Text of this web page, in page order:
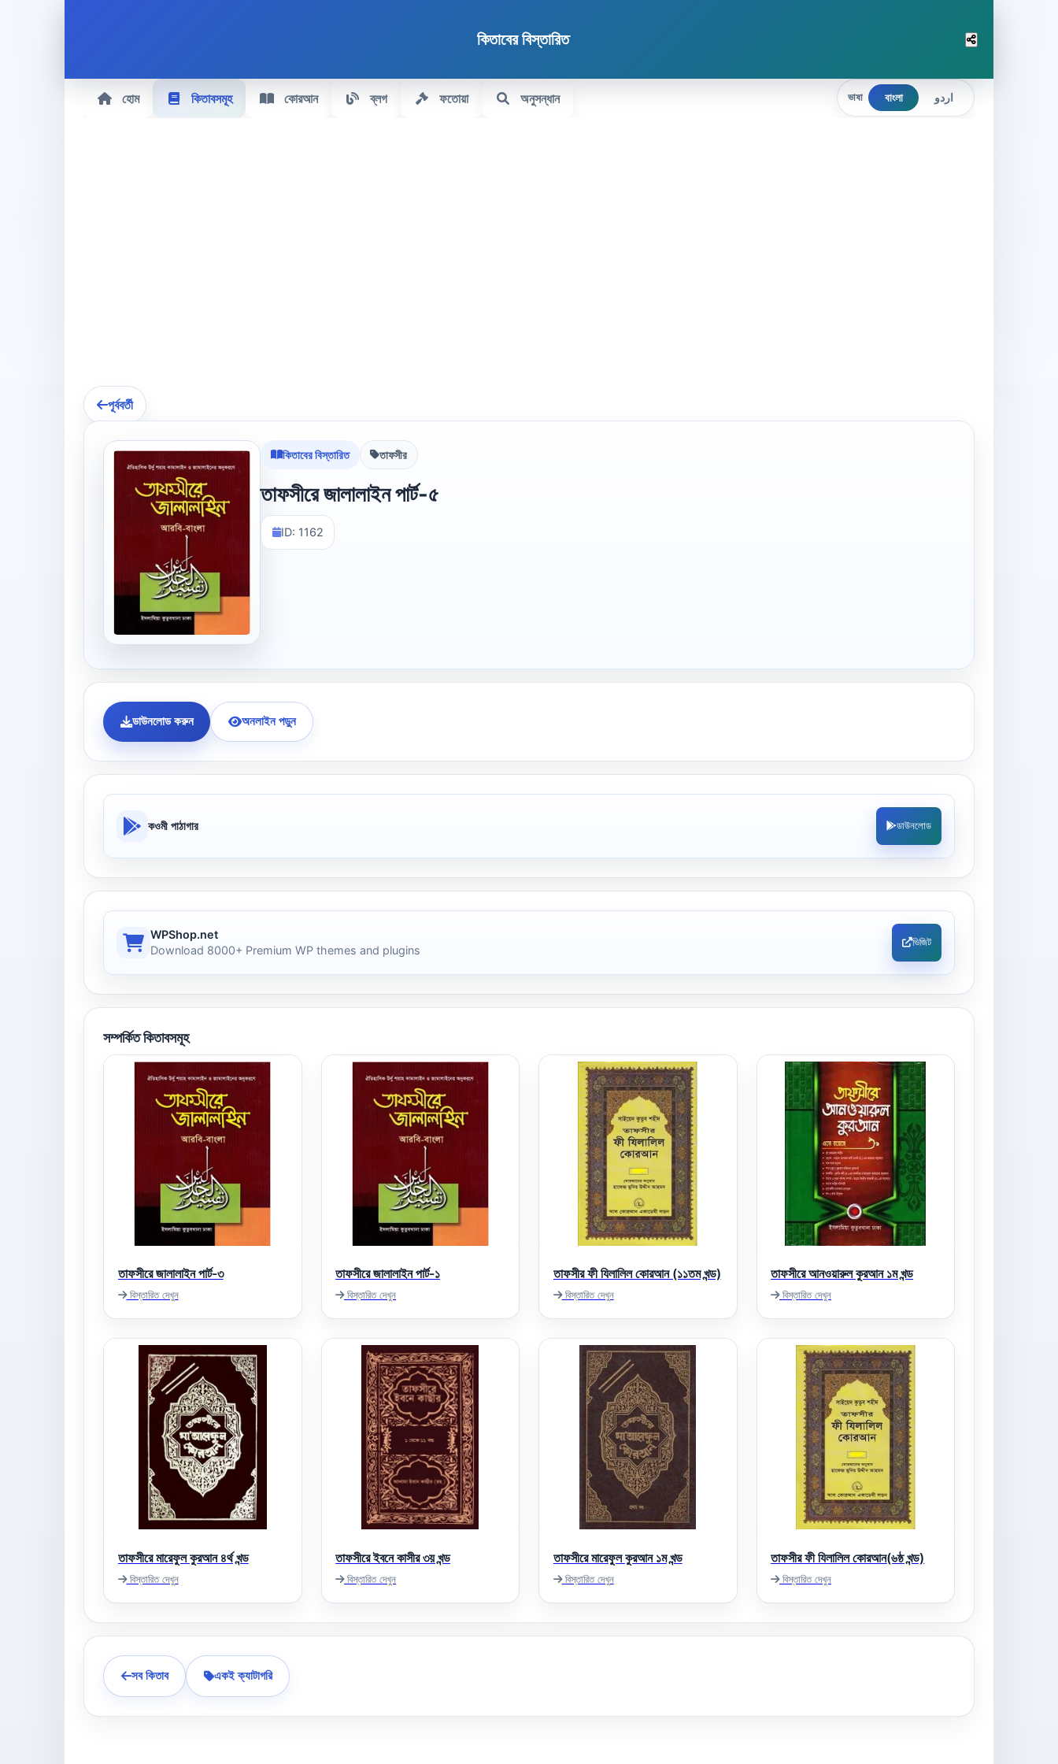
কিতাবের বিস্তারিত
হোম কিতাবসমূহ কোরআন ব্লগ ফতোয়া অনুসন্ধান ভাষা বাংলা اردو
পূর্ববর্তী
কিতাবের বিস্তারিত তাফসীর
তাফসীরে জালালাইন পার্ট-৫
ID: 1162
ডাউনলোড করুন অনলাইন পড়ুন
কওমী পাঠাগার ডাউনলোড
WPShop.net
Download 8000+ Premium WP themes and plugins
ভিজিট
সম্পর্কিত কিতাবসমূহ
তাফসীরে জালালাইন পার্ট-৩
বিস্তারিত দেখুন
তাফসীরে জালালাইন পার্ট-১
বিস্তারিত দেখুন
তাফসীর ফী যিলালিল কোরআন (১১তম খন্ড)
বিস্তারিত দেখুন
তাফসীরে আনওয়ারুল কুরআন ১ম খন্ড
বিস্তারিত দেখুন
তাফসীরে মারেফুল কুরআন ৪র্থ খন্ড
বিস্তারিত দেখুন
তাফসীরে ইবনে কাসীর ৩য় খন্ড
বিস্তারিত দেখুন
তাফসীরে মারেফুল কুরআন ১ম খন্ড
বিস্তারিত দেখুন
তাফসীর ফী যিলালিল কোরআন(৬ষ্ঠ খন্ড)
বিস্তারিত দেখুন
সব কিতাব একই ক্যাটাগরি